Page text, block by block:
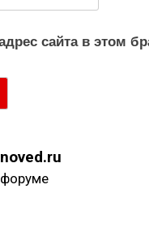
сайта в этом